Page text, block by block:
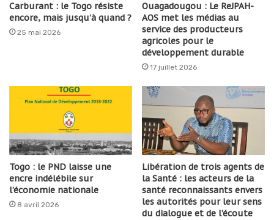
Carburant : le Togo résiste
encore, mais jusqu’à quand ?
25 mai 2026
Ouagadougou : Le ReJPAH-
AOS met les médias au
service des producteurs
agricoles pour le
développement durable
17 juillet 2026
Togo : le PND laisse une
encre indélébile sur
l’économie nationale
8 avril 2026
Libération de trois agents de
la Santé : les acteurs de la
santé reconnaissants envers
les autorités pour leur sens
du dialogue et de l’écoute